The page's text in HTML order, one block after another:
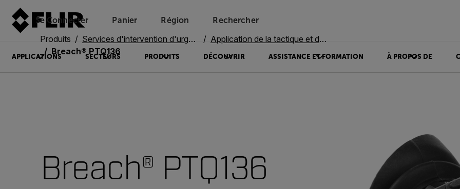
Se Connecter Unread messages
Panier
Modèle
Supprimer
articles
article
Ajouter au panier
Ajouté au panier
Région Rechercher
APPLICATIONS SECTEURS PRODUITS DÉCOUVRIR ASSISTANCE ET FORMATION À PROPOS DE
Produits Services d'intervention d'urgence
Application de la tactique et de la loi
Breach® PTQ136
Breach® PTQ136